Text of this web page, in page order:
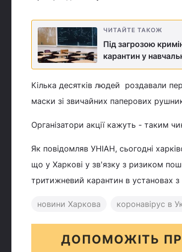
ЧИТАЙТЕ ТАКОЖ
Під загрозою
карантин у
Кілька десятків людей роздавали
маски зі звичайних паперових
Організатори акції кажуть - таким
Як повідомляв УНІАН, сьогодні
що у Харкові у зв'язку з ризиком
тритижневий карантин в установах
новини Харкова коронавірус в
ДОПОМОЖІТЬ